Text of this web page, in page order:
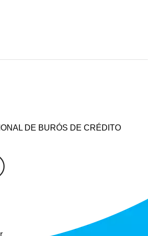
DE BURÓS DE CRÉDITO